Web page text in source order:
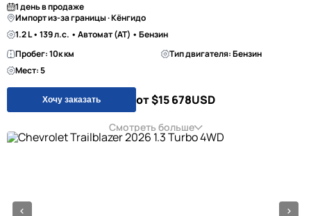
1 день в продаже
Импорт из-за границы · Кёнгидо
1.2 L • 139 л.с. • Автомат (AT) • Бензин
Пробег: 10к км
Тип двигателя: Бензин
Мест: 5
Хочу заказать от $15 678USD
Смотреть больше